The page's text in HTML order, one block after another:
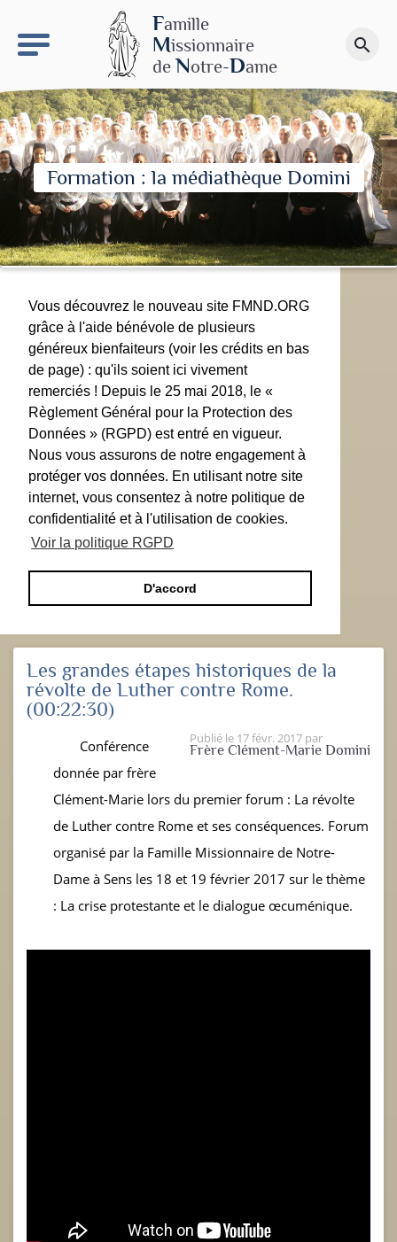
Famille
Missionnaire
de Notre-Dame
search
Faire un don
Formation : la médiathèque Domini
Vous découvrez le nouveau site FMND.ORG
grâce à l'aide bénévole de plusieurs
généreux bienfaiteurs (voir les crédits en bas
de page) : qu'ils soient ici vivement
remerciés ! Depuis le 25 mai 2018, le «
Règlement Général pour la Protection des
Données » (RGPD) est entré en vigueur.
Nous vous assurons de notre engagement à
protéger vos données. En utilisant notre site
internet, vous consentez à notre politique de
confidentialité et à l'utilisation de cookies.
Voir la politique RGPD
D'accord
Les grandes étapes historiques de la
révolte de Luther contre Rome.
(00:22:30)
Publié le 17 févr. 2017 par
Frère Clément-Marie Domini
Conférence
donnée par frère
Clément-Marie lors du premier forum : La révolte
de Luther contre Rome et ses conséquences. Forum
organisé par la Famille Missionnaire de Notre-
Dame à Sens les 18 et 19 février 2017 sur le thème
: La crise protestante et le dialogue œcuménique.